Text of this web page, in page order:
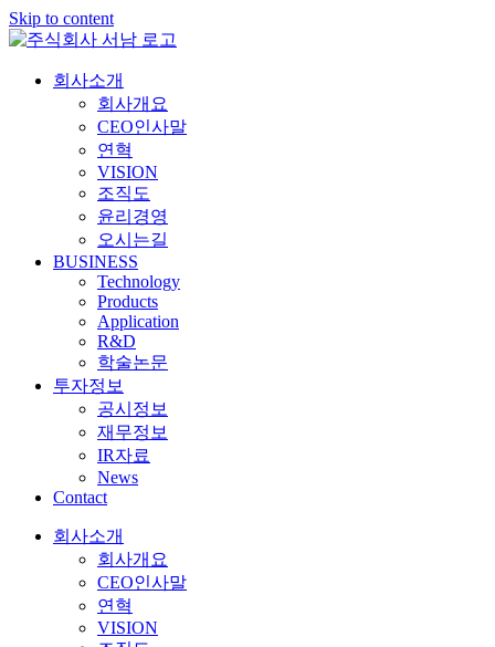
Skip to content
회사소개
회사개요
CEO인사말
연혁
VISION
조직도
윤리경영
오시는길
BUSINESS
Technology
Products
Application
R&D
학술논문
투자정보
공시정보
재무정보
IR자료
News
Contact
회사소개
회사개요
CEO인사말
연혁
VISION